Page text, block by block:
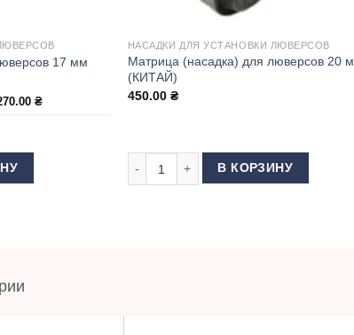
17 мм
₴
(насадка) для люверсов 17 мм
НАСАДКИ ДЛЯ УСТАНОВКИ ЛЮВЕРСОВ
Матрица (насадка) для люверсов 20
(КИТАЙ)
450.00 ₴
Количество товара Матрица
В КОРЗИНУ